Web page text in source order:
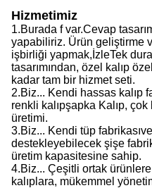
Hizmetimiz
1.Burada f var.Cevap
yapabiliriz. Ürün geliştirme
işbirliği yapmak, İzleTek
tasarımından, özel kalıp
kadar tam bir hizmet seti.
2.Biz... Kendi hassas kalıp
renkli kalıpşapka Kalıp, çok
üretimi.
3.Biz... Kendi tüp fabrikasıve
destekleyebilecek şişe
üretim kapasitesine sahip.
4.Biz... Çeşitli ortak
kalıplara, mükemmel